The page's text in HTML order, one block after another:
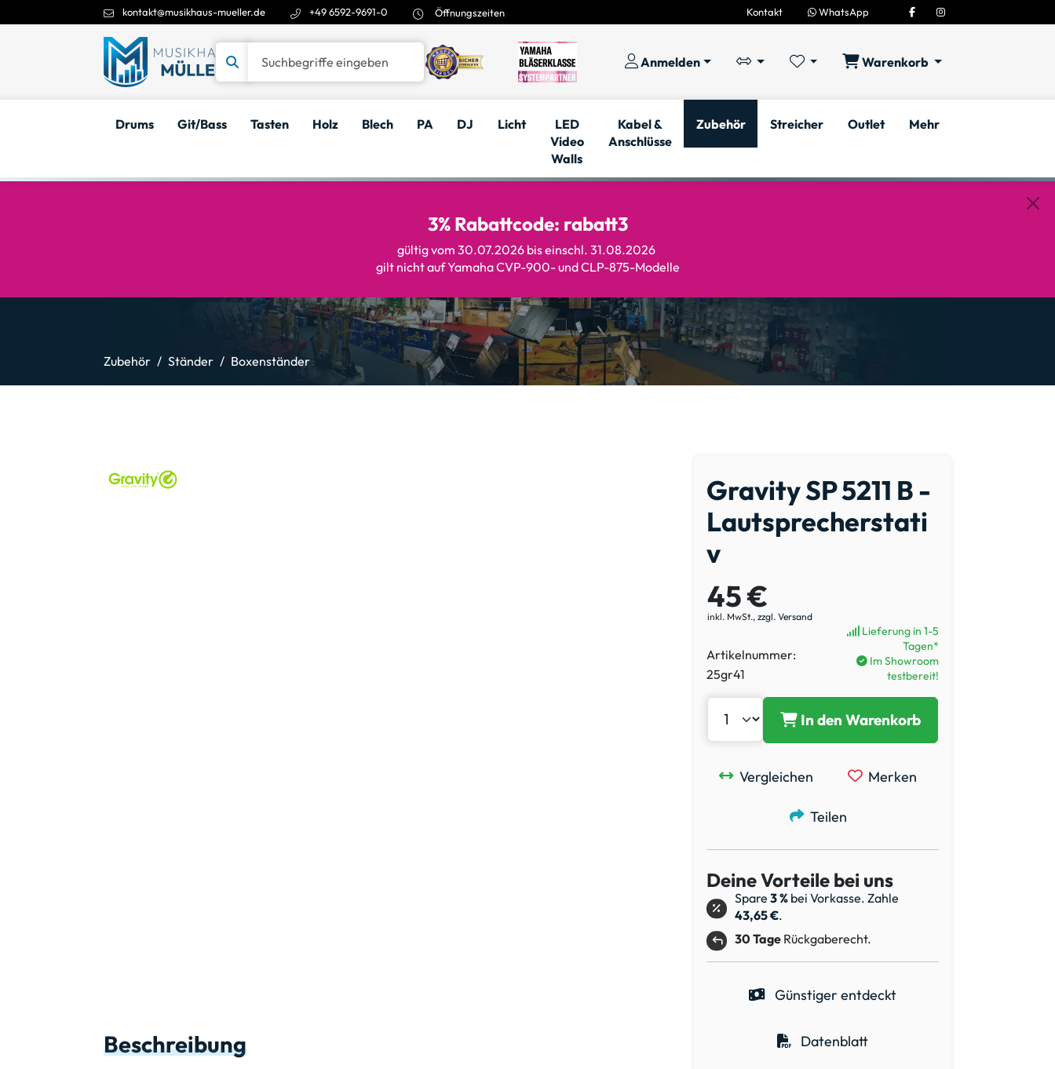
kontakt@musikhaus-mueller.de +49 6592-9691-0 Öffnungszeiten Kontakt WhatsApp
Anmelden Warenkorb
Drums Git/Bass Tasten Holz Blech PA DJ Licht
LED
Video
Walls
Kabel &
Anschlüsse
Zubehör Streicher Outlet Mehr
3% Rabattcode: rabatt3
gültig vom 30.07.2026 bis einschl. 31.08.2026
gilt nicht auf Yamaha CVP-900- und CLP-875-Modelle
Zubehör Ständer Boxenständer
Beschreibung
Gravity SP 5211 B -
Lautsprecherstati
v
45 €
inkl. MwSt., zzgl. Versand
Artikelnummer:
25gr41
Lieferung in 1-5
Tagen*
Im Showroom
testbereit!
In den Warenkorb
Vergleichen Merken
Teilen
Deine Vorteile bei uns
Spare 3 % bei Vorkasse. Zahle
43,65 €.
30 Tage Rückgaberecht.
Günstiger entdeckt
Datenblatt